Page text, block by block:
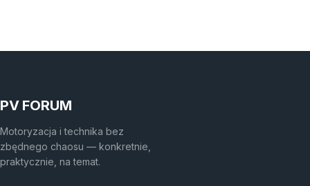
PV FORUM
Motoryzacja i technika bez
zbędnego chaosu — konkretnie,
praktycznie, na temat.